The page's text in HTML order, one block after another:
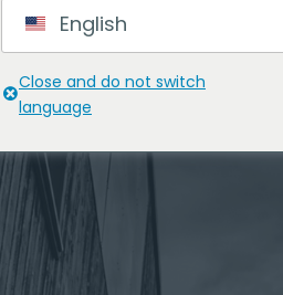
English
Close and do not switch
language